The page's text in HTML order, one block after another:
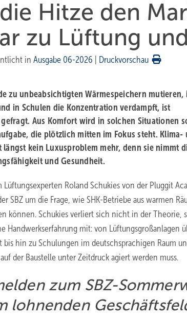
Hitze den
zu Lüftung
in Ausgabe 06-2026 Druckvorschau
zu unbeabsichtigten Wärmespeichern mutieren,
in Schulen die Konzentration verdampft, ist
Aus Komfort wird in solchen Situationen
die plötzlich mitten im Fokus steht. Klima-
längst kein Luxusproblem mehr, denn sie nimmt
und Gesundheit.
Roland Schukies von der Pluggit
SBZ um die Frage, wie SHK-Betriebe aus warmen
können. Schukies verliert sich nicht in der Theorie,
Handwerkserfahrung mit: von Lüftungsgroßanlagen
hin zu Schulungen im deutschsprachigen Raum
der Baustelle unter Zeitdruck agiert werden muss.
zum SBZ-­
lohnenden